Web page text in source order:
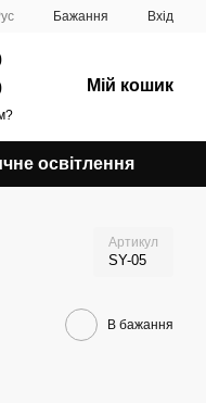
Бажання Вхід
Мій кошик
освітлення
Артикул
SY-05
В бажання